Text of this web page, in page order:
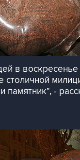
в
столичной
памятник", -